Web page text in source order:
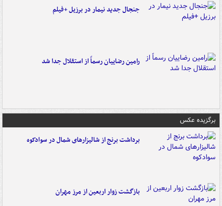
جنجال جدید نیمار در برزیل +فیلم
رامین رضاییان رسماً از استقلال جدا شد
برگزیده عکس
برداشت برنج از شالیزارهای شمال در سوادکوه
بازگشت زوار اربعین از مرز مهران